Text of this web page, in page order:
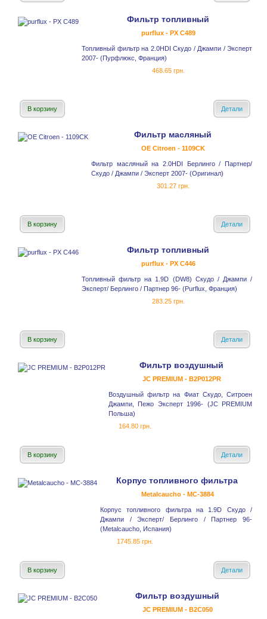
Фильтр топливный
purflux - PX C489
Топливный фильтр на 2.0HDI Скудо / Джампи / Эксперт
2007- (Пурфлюкс, Франция)
468.65 грн.
В корзину Детали
Фильтр масляный
OE Citroen - 1109CK
Фильтр масляный на 2.0HDI Берлинго / Партнер/
Скудо / Джампи / Эксперт 2007- (Оригинал)
301.27 грн.
В корзину Детали
Фильтр топливный
purflux - PX C446
Топливный фильтр на 1.9D (DW8) Скудо / Джампи /
Эксперт/ Берлинго / Партнер 96- (Purflux, Франция)
283.25 грн.
В корзину Детали
Фильтр воздушный
JC PREMIUM - B2P012PR
Воздушный фильтр на Фиат Скудо, Ситроен
Джампи, Пежо Эксперт 1996- (JC PREMIUM
Польша)
164.80 грн.
В корзину Детали
Корпус топливного фильтра
Metalcaucho - MC-3884
Корпус топливного фильтра на 1.9D Скудо /
Джампи / Эксперт/ Берлинго / Партнер 96-
(Metalcaucho, Испания)
1745.85 грн.
В корзину Детали
Фильтр воздушный
JC PREMIUM - B2C050